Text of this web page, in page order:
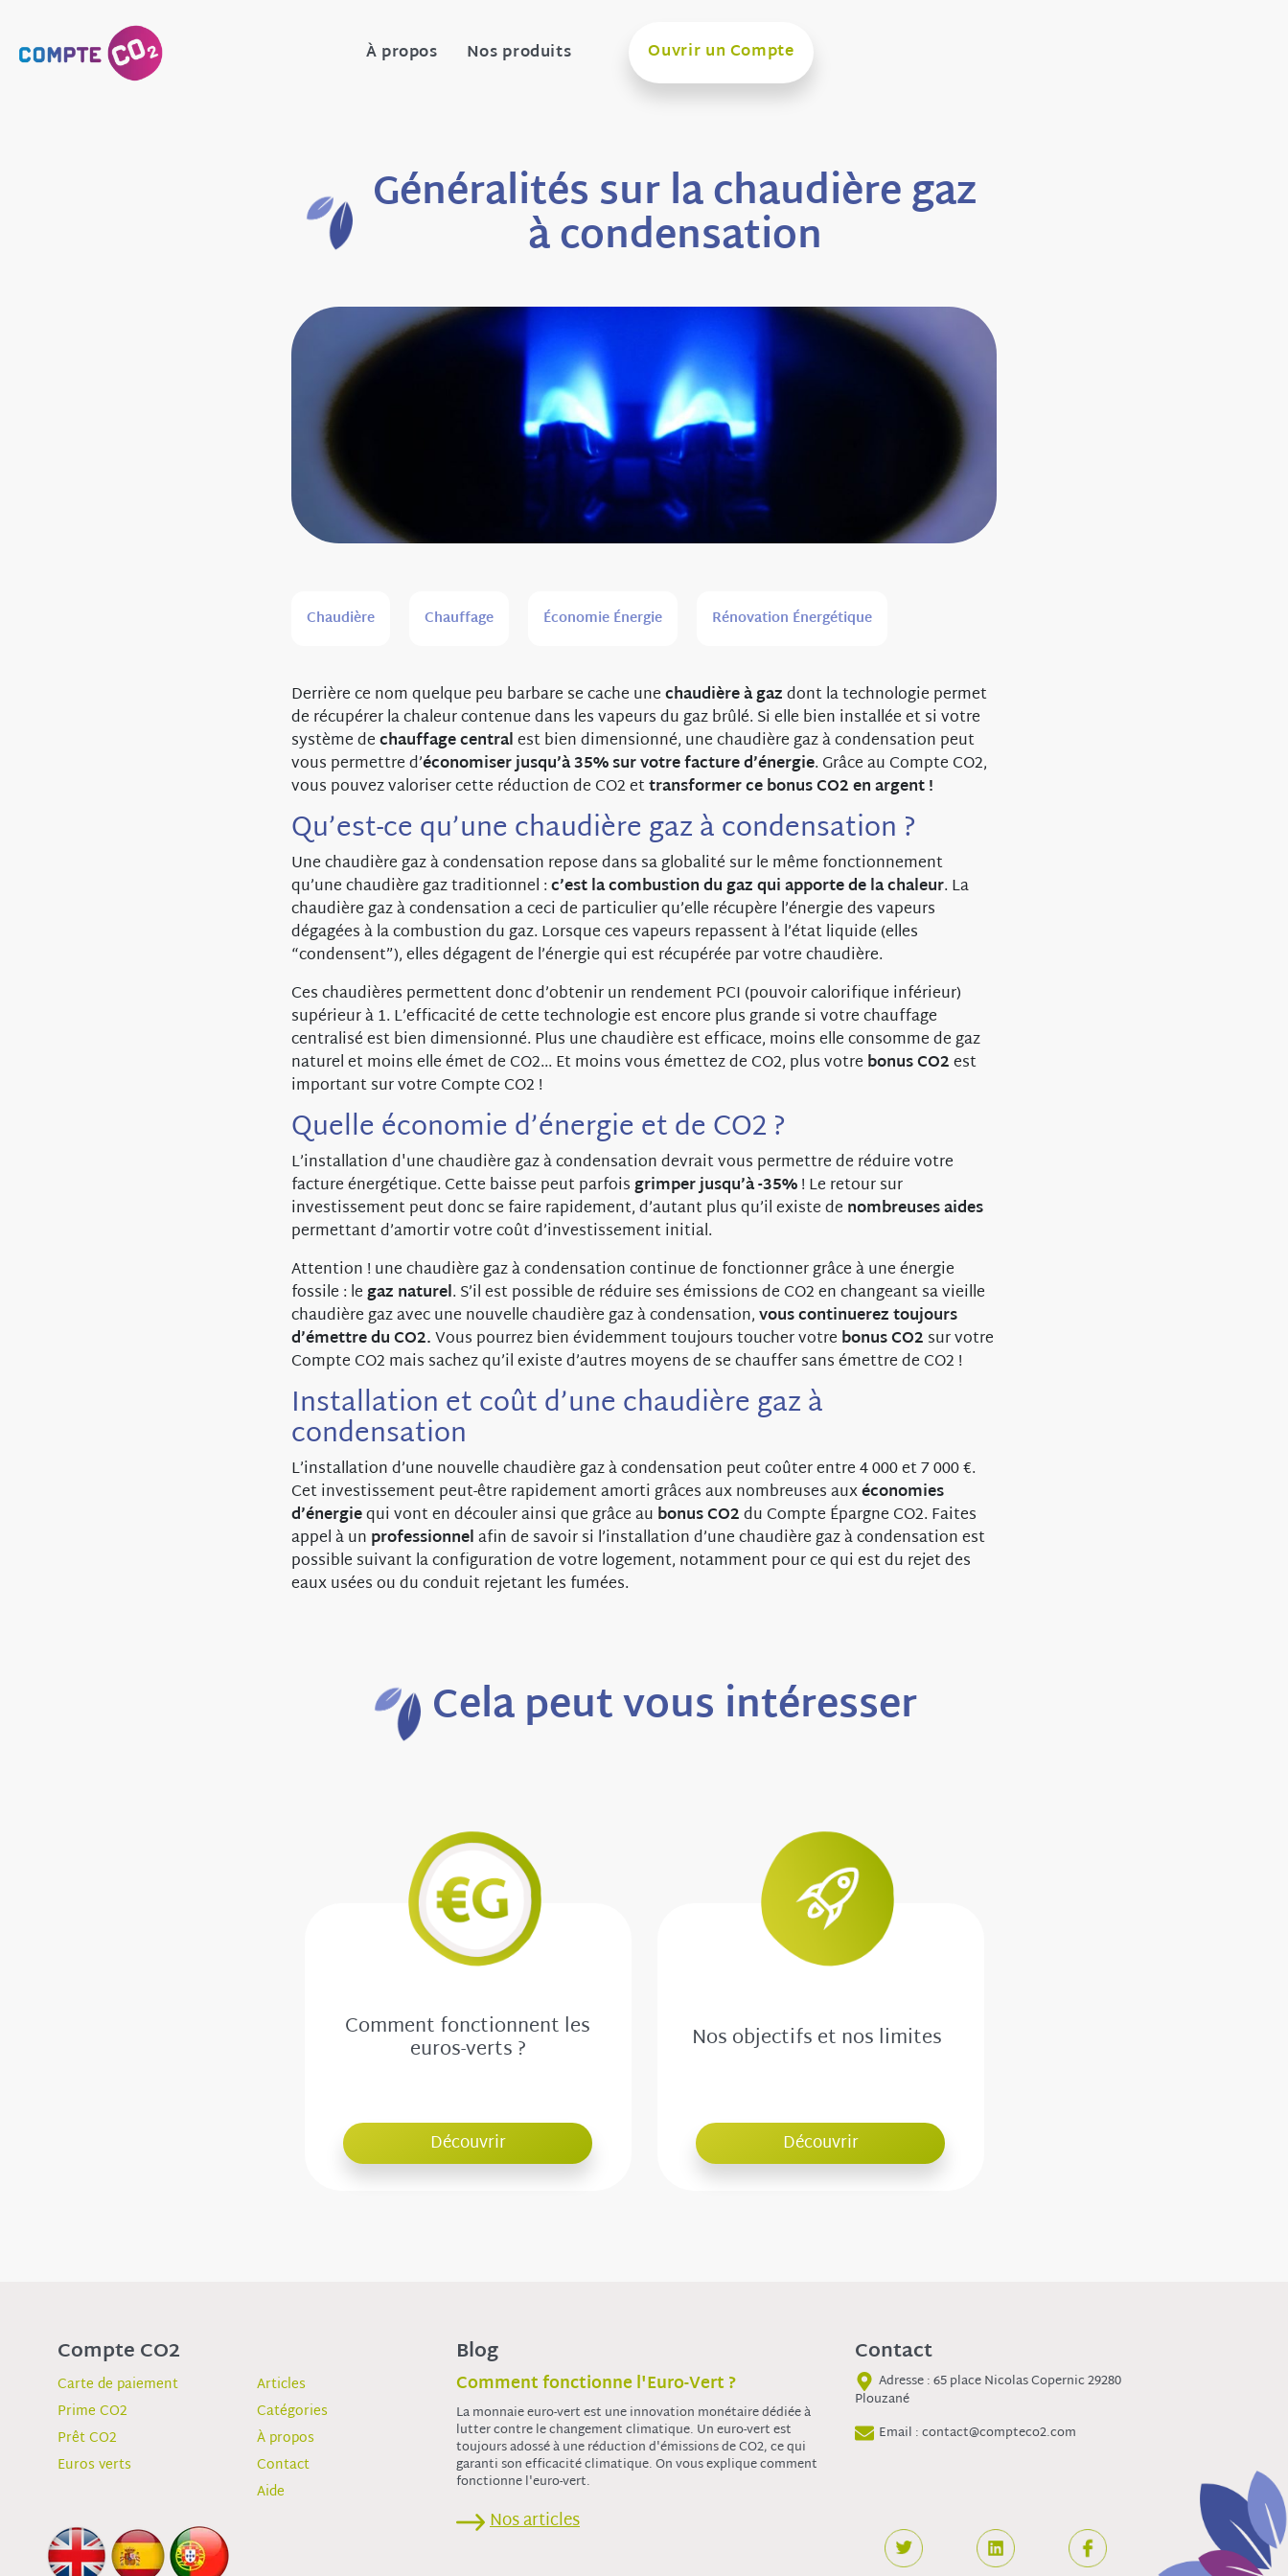
À propos Nos produits Ouvrir un Compte
Généralités sur la chaudière gaz
à condensation
Chaudière Chauffage Économie Énergie Rénovation Énergétique
Derrière ce nom quelque peu barbare se cache unechaudière à gazdont la technologie permet
de récupérer la chaleur contenue dans les vapeurs du gaz brûlé. Si elle bien installée et si votre
système dechauffage centralest bien dimensionné, une chaudière gaz à condensation peut
vous permettre d’économiser jusqu’à 35%sur votre facture d’énergie. Grâce au Compte CO2,
vous pouvez valoriser cette réduction de CO2 ettransformer ce bonus CO2 en argent !
Qu’est-ce qu’une chaudière gaz à condensation ?
Une chaudière gaz à condensation repose dans sa globalité sur le même fonctionnement
qu’une chaudière gaz traditionnel :c’est la combustion du gaz qui apporte de la chaleur. La
chaudière gaz à condensation a ceci de particulier qu’elle récupère l’énergie des vapeurs
dégagées à la combustion du gaz. Lorsque ces vapeurs repassent à l’état liquide (elles
“condensent”), elles dégagent de l’énergie qui est récupérée par votre chaudière.
Ces chaudières permettent donc d’obtenir un rendement PCI (pouvoir calorifique inférieur)
supérieur à 1. L’efficacité de cette technologie est encore plus grande si votre chauffage
centralisé est bien dimensionné. Plus une chaudière est efficace, moins elle consomme de gaz
naturel et moins elle émet de CO2... Et moins vous émettez de CO2, plus votre bonus CO2est
important sur votre Compte CO2 !
Quelle économie d’énergie et de CO2 ?
L’installation d'une chaudière gaz à condensation devrait vous permettre de réduire votre
facture énergétique. Cette baisse peut parfoisgrimper jusqu’à -35%! Le retour sur
investissement peut donc se faire rapidement, d’autant plus qu’il existe de nombreuses aides
permettant d’amortir votre coût d’investissement initial.
Attention ! une chaudière gaz à condensation continue de fonctionner grâce à une énergie
fossile : legaz naturel. S’il est possible de réduire ses émissions de CO2 en changeant sa vieille
chaudière gaz avec une nouvelle chaudière gaz à condensation,vous continuerez toujours
d’émettre du CO2.Vous pourrez bien évidemment toujours toucher votre bonus CO2 sur votre
Compte CO2 mais sachez qu’il existe d’autres moyens de se chauffer sans émettre de CO2 !
Installation et coût d’une chaudière gaz à
condensation
L’installation d’une nouvelle chaudière gaz à condensation peut coûter entre 4 000 et 7 000 €.
Cet investissement peut-être rapidement amorti grâces aux nombreuses auxéconomies
d’énergiequi vont en découler ainsi que grâce au bonus CO2du Compte Épargne CO2. Faites
appel à un professionnelafin de savoir si l’installation d’une chaudière gaz à condensation est
possible suivant la configuration de votre logement, notamment pour ce qui est du rejet des
eaux usées ou du conduit rejetant les fumées.
Cela peut vous intéresser
Comment fonctionnent les
euros-verts ?
Découvrir
Nos objectifs et nos limites
Découvrir
Compte CO2
Carte de paiement
Prime CO2
Prêt CO2
Euros verts
Articles
Catégories
À propos
Contact
Aide
Blog
Comment fonctionne l'Euro-Vert ?
La monnaie euro-vert est une innovation monétaire dédiée à
lutter contre le changement climatique. Un euro-vert est
toujours adossé à une réduction d'émissions de CO2, ce qui
garanti son efficacité climatique. On vous explique comment
fonctionne l'euro-vert.
Nos articles
Contact
Adresse : 65 place Nicolas Copernic 29280
Plouzané
Email : contact@compteco2.com